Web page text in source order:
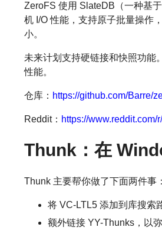
ZeroFS 使用 SlateDB（一种基
机 I/O 性能，支持原子批量操作
小。
未来计划支持硬链接和快照功能
性能。
仓库： https://github.com/Barre/
Reddit： https://
Thunk：在
Thunk 主要帮你做了下面两件事：
将 VC-LTL5 添加到库搜索
额外链接 YY-Thunks，以